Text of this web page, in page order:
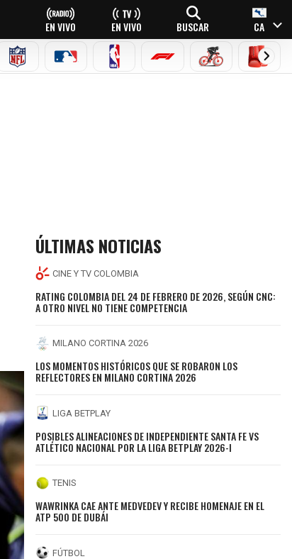
EN VIVO EN VIVO BUSCAR CA
NFL MLB NBA FÓRMULA 1CICLISMOBOXEO
ÚLTIMAS NOTICIAS
CINE Y TV COLOMBIA
RATING COLOMBIA DEL 24 DE FEBRERO DE 2026, SEGÚN CNC:
A OTRO NIVEL NO TIENE COMPETENCIA
MILANO CORTINA 2026
LOS MOMENTOS HISTÓRICOS QUE SE ROBARON LOS
REFLECTORES EN MILANO CORTINA 2026
LIGA BETPLAY
POSIBLES ALINEACIONES DE INDEPENDIENTE SANTA FE VS
ATLÉTICO NACIONAL POR LA LIGA BETPLAY 2026-I
TENIS
WAWRINKA CAE ANTE MEDVEDEV Y RECIBE HOMENAJE EN EL
ATP 500 DE DUBÁI
FÚTBOL